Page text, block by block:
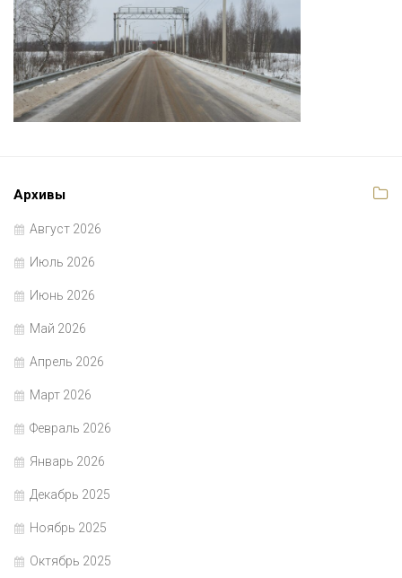
Архивы
Август 2026
Июль 2026
Июнь 2026
Май 2026
Апрель 2026
Март 2026
Февраль 2026
Январь 2026
Декабрь 2025
Ноябрь 2025
Октябрь 2025